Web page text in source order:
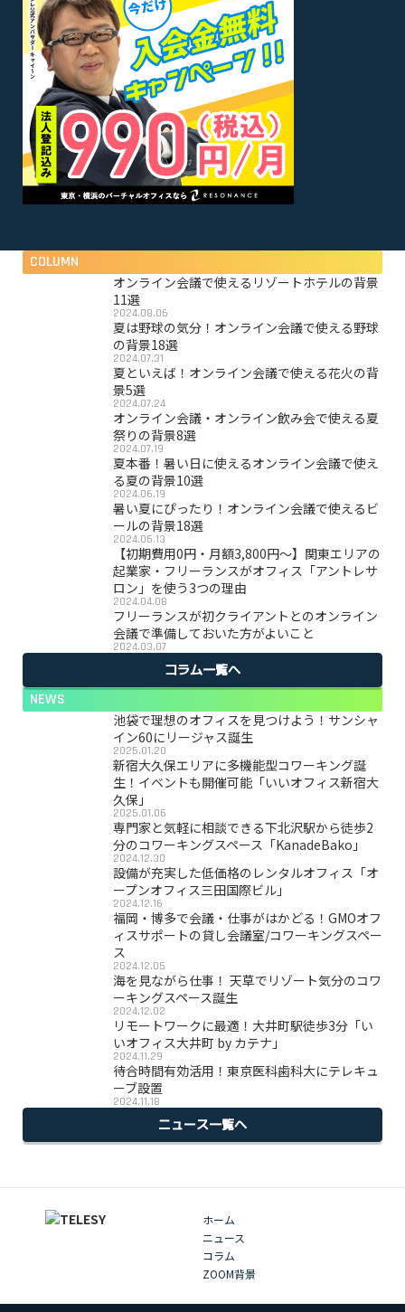
COLUMN
オンライン会議で使えるリゾートホテルの背景
11選
2024.08.06
夏は野球の気分！オンライン会議で使える野球
の背景18選
2024.07.31
夏といえば！オンライン会議で使える花火の背
景5選
2024.07.24
オンライン会議・オンライン飲み会で使える夏
祭りの背景8選
2024.07.19
夏本番！暑い日に使えるオンライン会議で使え
る夏の背景10選
2024.06.19
暑い夏にぴったり！オンライン会議で使えるビ
ールの背景18選
2024.06.13
【初期費用0円・月額3,800円〜】関東エリアの
起業家・フリーランスがオフィス「アントレサ
ロン」を使う3つの理由
2024.04.08
フリーランスが初クライアントとのオンライン
会議で準備しておいた方がよいこと
2024.03.07
コラム一覧へ
NEWS
池袋で理想のオフィスを見つけよう！サンシャ
イン60にリージャス誕生
2025.01.20
新宿大久保エリアに多機能型コワーキング誕
生！イベントも開催可能「いいオフィス新宿大
久保」
2025.01.06
専門家と気軽に相談できる下北沢駅から徒歩2
分のコワーキングスペース「KanadeBako」
2024.12.30
設備が充実した低価格のレンタルオフィス「オ
ープンオフィス三田国際ビル」
2024.12.16
福岡・博多で会議・仕事がはかどる！GMOオフ
ィスサポートの貸し会議室/コワーキングスペー
ス
2024.12.05
海を見ながら仕事！ 天草でリゾート気分のコワ
ーキングスペース誕生
2024.12.02
リモートワークに最適！大井町駅徒歩3分「い
いオフィス大井町 by カテナ」
2024.11.29
待合時間有効活用！東京医科歯科大にテレキュ
ーブ設置
2024.11.18
ニュース一覧へ
ホーム
ニュース
コラム
ZOOM背景